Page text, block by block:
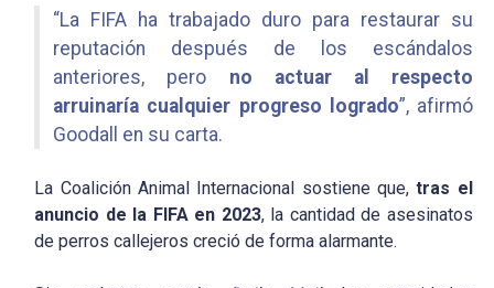
“La FIFA ha trabajado duro para restaurar su
reputación después de los escándalos
anteriores, pero no actuar al respecto
arruinaría cualquier progreso logrado”, afirmó
Goodall en su carta.
La Coalición Animal Internacional sostiene que,tras el
anuncio de la FIFA en 2023, la cantidad de asesinatos
de perros callejeros creció de forma alarmante.